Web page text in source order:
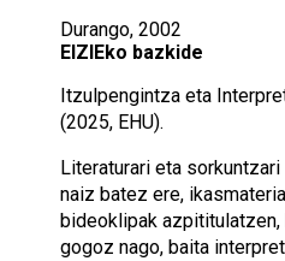
Durango, 2002
EIZIEko bazkide
Itzulpengintza eta
(2025, EHU).
Literaturari eta
naiz batez ere,
bideoklipak
gogoz nago, baita